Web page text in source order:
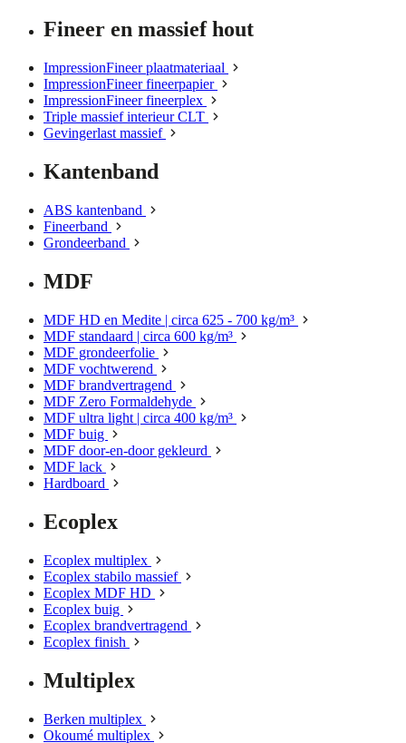
Fineer en massief hout
ImpressionFineer plaatmateriaal
ImpressionFineer fineerpapier
ImpressionFineer fineerplex
Triple massief interieur CLT
Gevingerlast massief
Kantenband
ABS kantenband
Fineerband
Grondeerband
MDF
MDF HD en Medite | circa 625 - 700 kg/m³
MDF standaard | circa 600 kg/m³
MDF grondeerfolie
MDF vochtwerend
MDF brandvertragend
MDF Zero Formaldehyde
MDF ultra light | circa 400 kg/m³
MDF buig
MDF door-en-door gekleurd
MDF lack
Hardboard
Ecoplex
Ecoplex multiplex
Ecoplex stabilo massief
Ecoplex MDF HD
Ecoplex buig
Ecoplex brandvertragend
Ecoplex finish
Multiplex
Berken multiplex
Okoumé multiplex